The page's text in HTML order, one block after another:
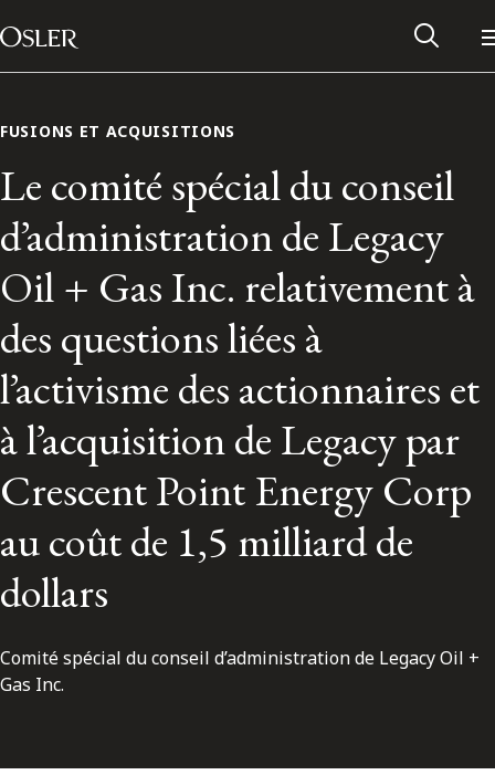
Passer au contenu
Main Navigation
Contactez-nous
ENGLISH
S’abonner aux articles Osler
FUSIONS ET ACQUISITIONS
Le comité spécial du conseil
d’administration de Legacy
Oil + Gas Inc. relativement à
des questions liées à
l’activisme des actionnaires et
à l’acquisition de Legacy par
Crescent Point Energy Corp
au coût de 1,5 milliard de
dollars
Comité spécial du conseil d’administration de Legacy Oil +
Gas Inc.